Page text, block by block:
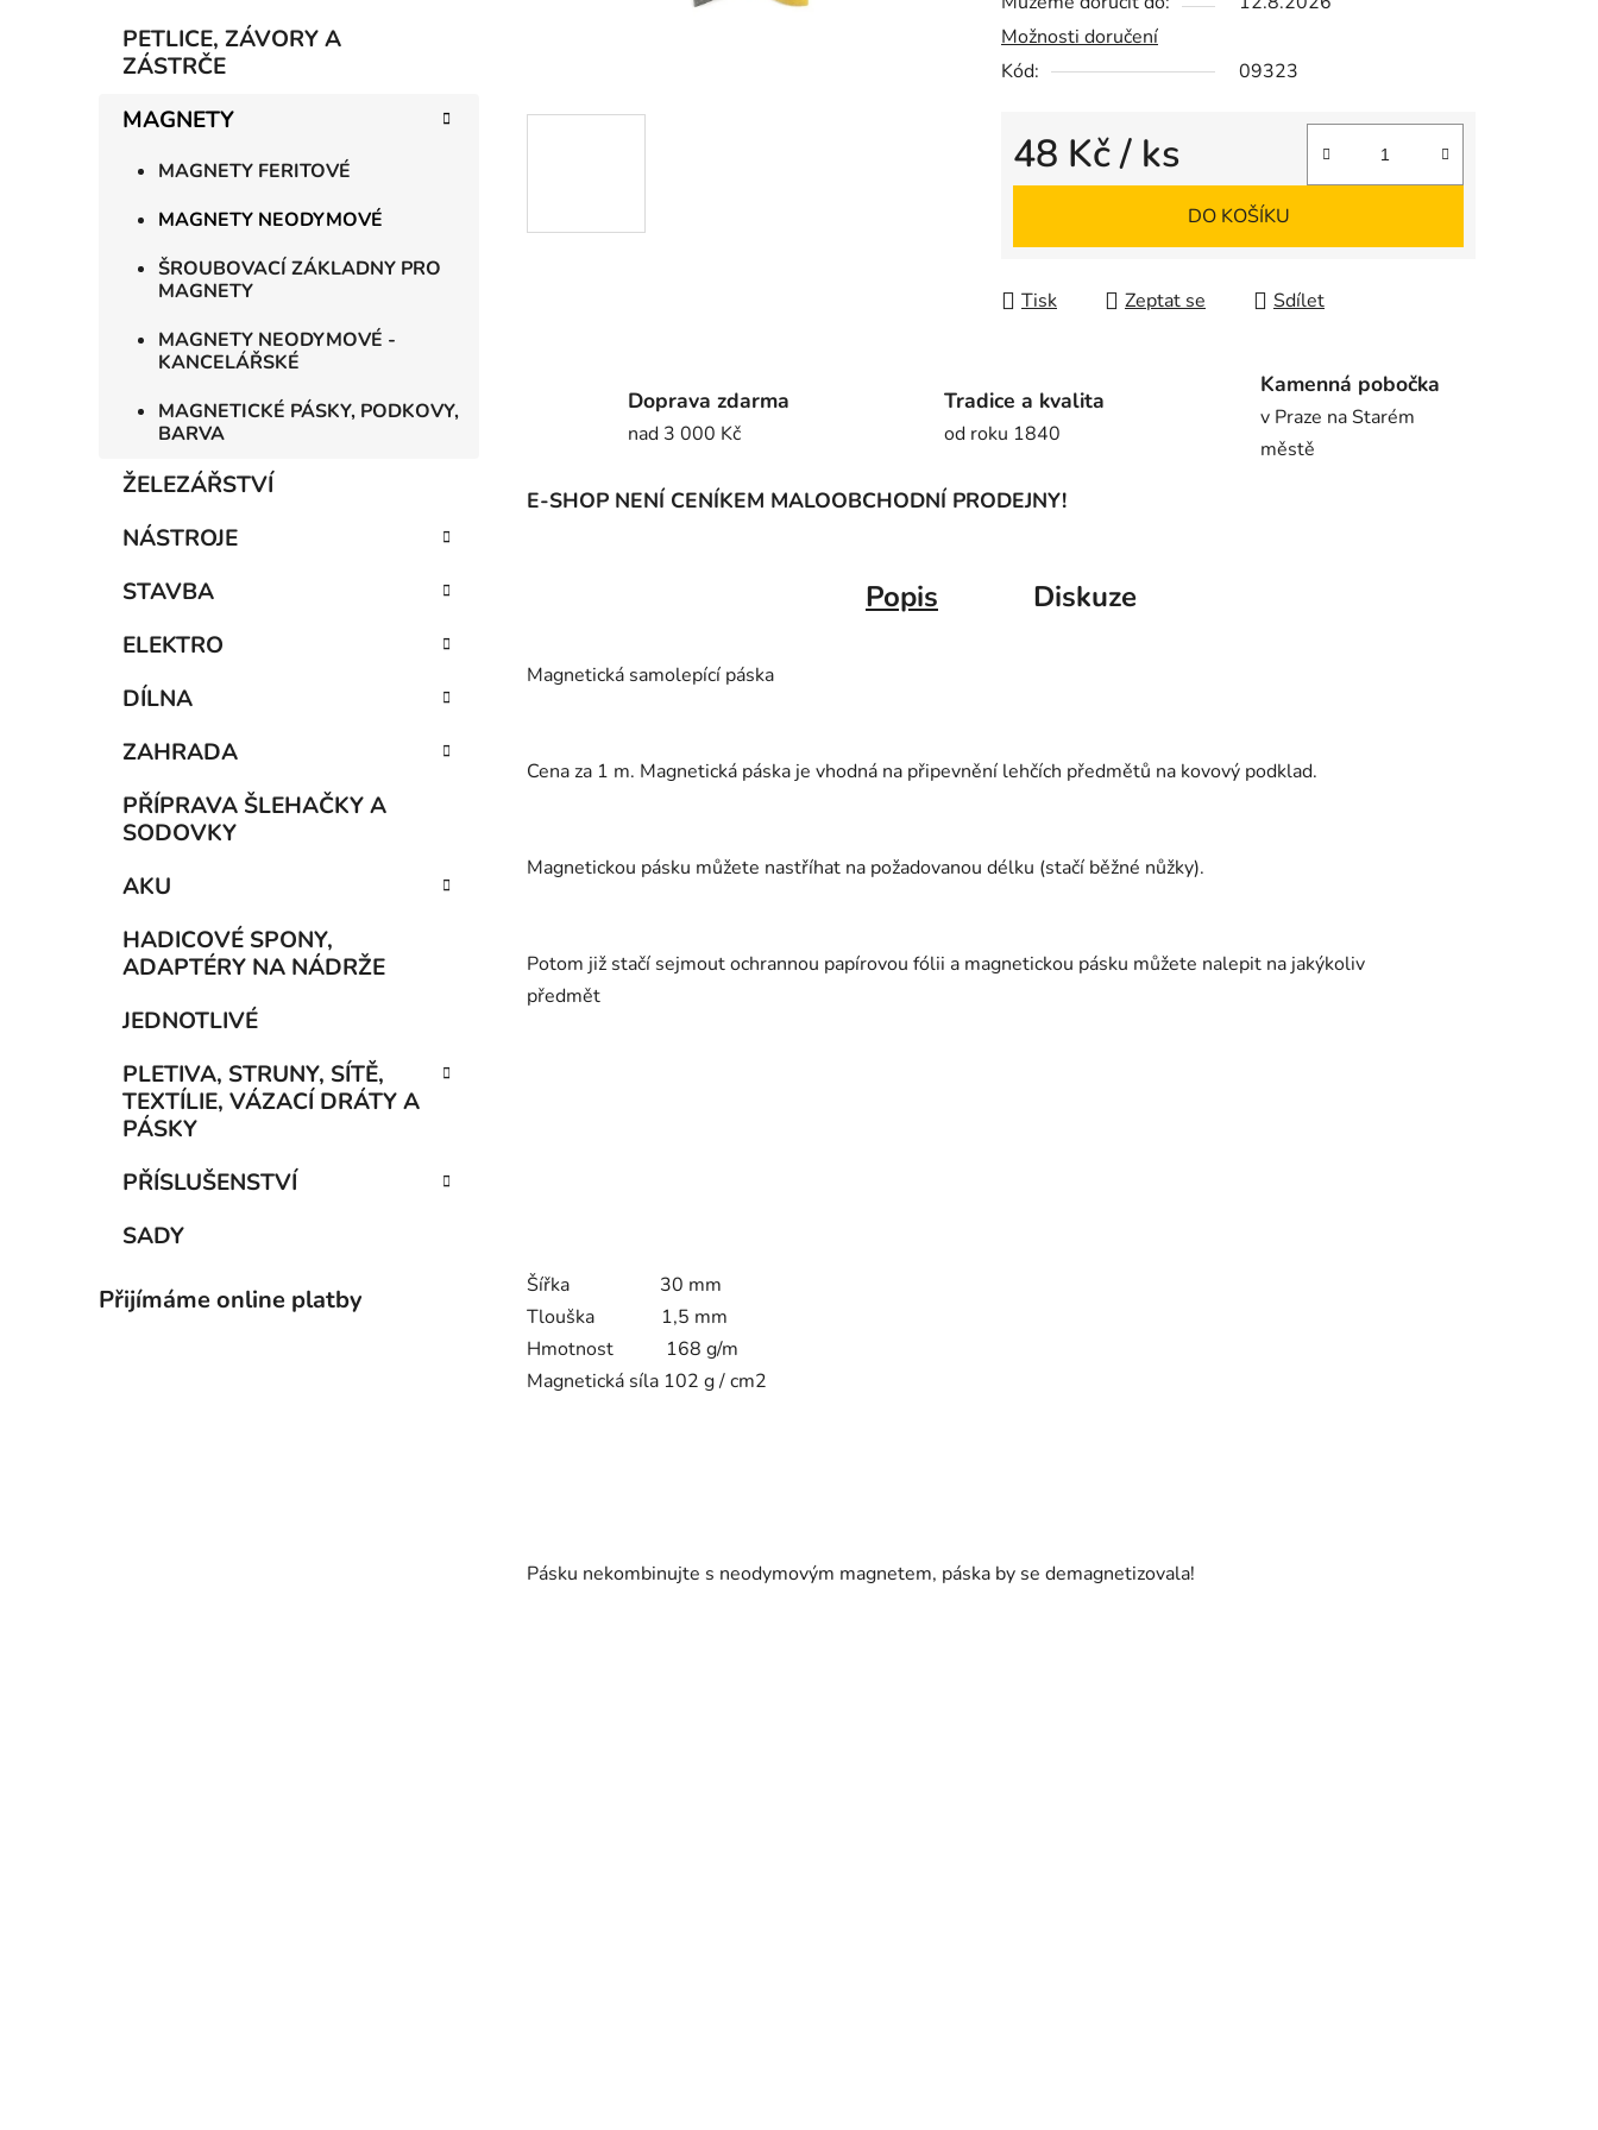
PETLICE, ZÁVORY A
ZÁSTRČE
MAGNETY
MAGNETY FERITOVÉ
MAGNETY NEODYMOVÉ
ŠROUBOVACÍ ZÁKLADNY PRO
MAGNETY
MAGNETY NEODYMOVÉ -
KANCELÁŘSKÉ
MAGNETICKÉ PÁSKY, PODKOVY,
BARVA
ŽELEZÁŘSTVÍ
NÁSTROJE
STAVBA
ELEKTRO
DÍLNA
ZAHRADA
PŘÍPRAVA ŠLEHAČKY A
SODOVKY
AKU
HADICOVÉ SPONY,
ADAPTÉRY NA NÁDRŽE
JEDNOTLIVÉ
PLETIVA, STRUNY, SÍTĚ,
TEXTÍLIE, VÁZACÍ DRÁTY A
PÁSKY
PŘÍSLUŠENSTVÍ
SADY
Přijímáme online platby
0,0
z
5
Možnosti doručení
Kód:
09323
48 Kč/ ks
Měrná cena:
DO KOŠÍKU
Tisk Zeptat se Sdílet
Doprava zdarma
nad 3 000 Kč
Tradice a kvalita
od roku 1840
Kamenná pobočka
v Praze na Starém
městě
E-SHOP NENÍ CENÍKEM MALOOBCHODNÍ PRODEJNY!
Popis Diskuze
Magnetická samolepící páska
Cena za 1 m. Magnetická páska je vhodná na připevnění lehčích předmětů na kovový podklad.
Magnetickou pásku můžete nastříhat na požadovanou délku (stačí běžné nůžky).
Potom již stačí sejmout ochrannou papírovou fólii a magnetickou pásku můžete nalepit na jakýkoliv
předmět
Šířka 30 mm
Tlouška 1,5 mm
Hmotnost 168 g/m
Magnetická síla 102 g / cm2
Pásku nekombinujte s neodymovým magnetem, páska by se demagnetizovala!